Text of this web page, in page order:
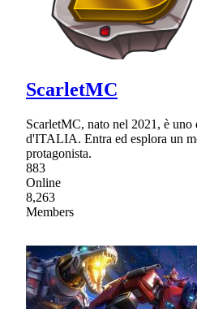
ScarletMC
ScarletMC, nato nel 2021, è uno
d'ITALIA. Entra ed esplora un
protagonista.
883
Online
8,263
Members